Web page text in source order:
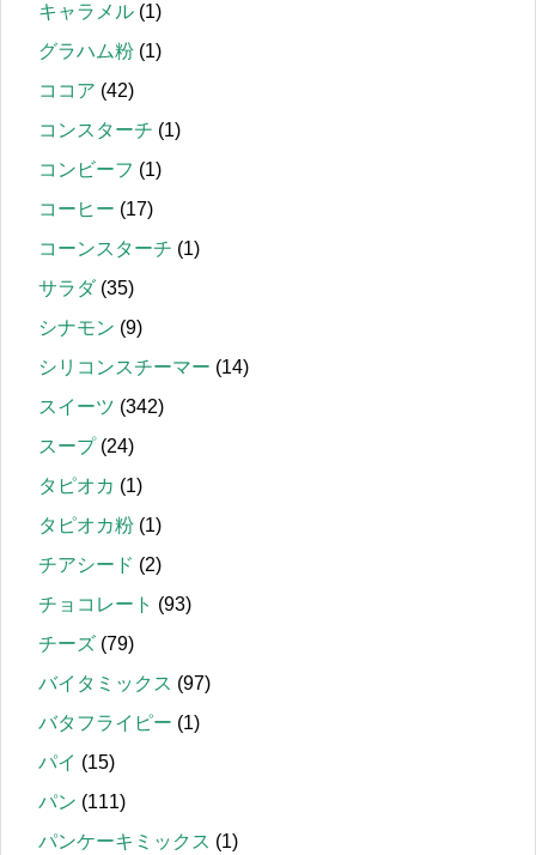
キャラメル (1)
グラハム粉 (1)
ココア (42)
コンスターチ (1)
コンビーフ (1)
コーヒー (17)
コーンスターチ (1)
サラダ(35)
シナモン (9)
シリコンスチーマー (14)
スイーツ (342)
スープ(24)
タピオカ (1)
タピオカ粉 (1)
チアシード (2)
チョコレート (93)
チーズ (79)
バイタミックス (97)
バタフライピー (1)
パイ (15)
パン (111)
パンケーキミックス (1)